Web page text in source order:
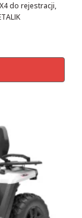
do rejestracji,